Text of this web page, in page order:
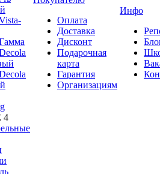
4
Оплата
Доставка
Дисконт
Подарочная
карта
Гарантия
Организациям
Инфо